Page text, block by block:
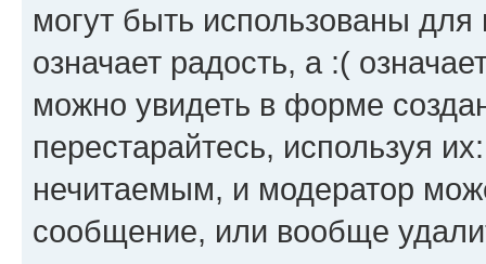
могут быть использованы
означает радость, а :(
можно увидеть в форме
перестарайтесь, используя
нечитаемым, и модератор
сообщение, или вообще